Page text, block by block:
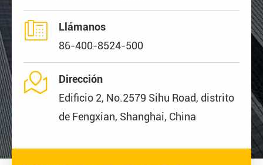

Llámanos
86-400-8524-500

Dirección
Edificio 2, No.2579 Sihu Road, distrito
de Fengxian, Shanghai, China